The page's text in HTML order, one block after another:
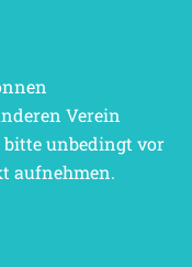
Verein
bitte unbedingt vor
aufnehmen.